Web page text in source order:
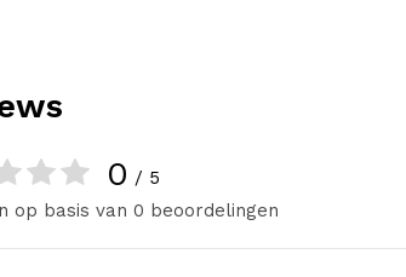
0 / 5
op basis van 0 beoordelingen